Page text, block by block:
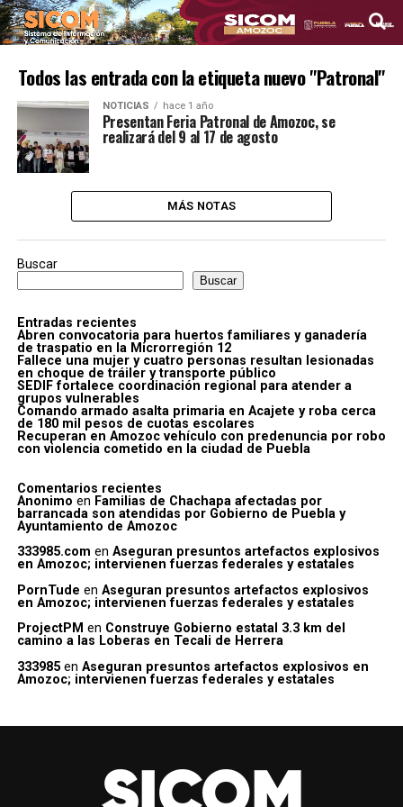
Todos las entrada con la etiqueta nuevo "Patronal"
NOTICIAS hace 1 año
Presentan Feria Patronal de Amozoc, se
realizará del 9 al 17 de agosto
MÁS NOTAS
Buscar
Buscar
Entradas recientes
Abren convocatoria para huertos familiares y ganadería
de traspatio en la Microrregión 12
Fallece una mujer y cuatro personas resultan lesionadas
en choque de tráiler y transporte público
SEDIF fortalece coordinación regional para atender a
grupos vulnerables
Comando armado asalta primaria en Acajete y roba cerca
de 180 mil pesos de cuotas escolares
Recuperan en Amozoc vehículo con predenuncia por robo
con violencia cometido en la ciudad de Puebla
Comentarios recientes
Anonimo en Familias de Chachapa afectadas por
barrancada son atendidas por Gobierno de Puebla y
Ayuntamiento de Amozoc
333985.com en Aseguran presuntos artefactos explosivos
en Amozoc; intervienen fuerzas federales y estatales
PornTude en Aseguran presuntos artefactos explosivos
en Amozoc; intervienen fuerzas federales y estatales
ProjectPM en Construye Gobierno estatal 3.3 km del
camino a las Loberas en Tecali de Herrera
333985en Aseguran presuntos artefactos explosivos en
Amozoc; intervienen fuerzas federales y estatales